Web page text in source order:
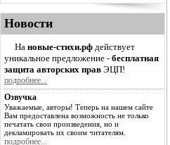
Новости
На новые-стихи.рф действует
уникальное предложение - бесплатная
защита авторских прав ЭЦП!
подробнее...
Озвучка
Уважаемые, авторы! Теперь на нашем сайте
Вам предоставлена возможность не только
печатать свои произведения, но и
декламировать их своим читателям.
подробнее...